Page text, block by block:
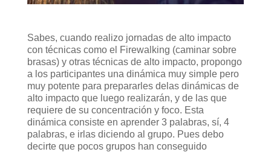
Sabes, cuando realizo jornadas de alto impacto
con técnicas como el Firewalking (caminar sobre
brasas) y otras técnicas de alto impacto, propongo
a los participantes una dinámica muy simple pero
muy potente para prepararles delas dinámicas de
alto impacto que luego realizarán, y de las que
requiere de su concentración y foco. Esta
dinámica consiste en aprender 3 palabras, sí, 4
palabras, e irlas diciendo al grupo. Pues debo
decirte que pocos grupos han conseguido